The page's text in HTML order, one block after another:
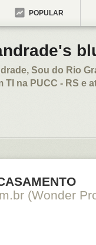
POPULAR
Sou do Rio
na PUCC - RS e
(Wonder